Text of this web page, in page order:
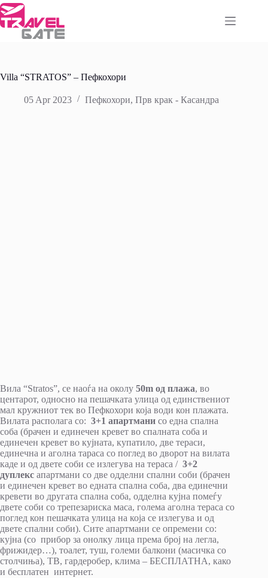
Skip
to
content
Villa “STRATOS” – Пефкохори
05 Apr 2023 Пефкохори, Прв крак - Касандра
Вила “Stratos”, се наоѓа на околу 50m од плажа, во
центарот, односно на пешачката улица од единствениот
мал кружниот тек во Пефкохори која води кон плажата.
Вилата располага со: 3+1 апартмани со една спална
соба (брачен и единечен кревет во спалната соба и
единечен кревет во кујната, купатило, две тераси,
единечна и аголна тараса со поглед во дворот на вилата
каде и од двете соби се излегува на тераса / 3+2
дуплекс апартмани со две одделни спални соби (брачен
и единечен кревет во едната спална соба, два единечни
кревети во другата спална соба, одделна кујна помеѓу
двете соби со трепезариска маса, голема аголна тераса со
поглед кон пешачката улица на која се излегува и од
двете спални соби). Сите апартмани се опремени со:
кујна (со прибор за онолку лица према број на легла,
фрижидер…), тоалет, туш, големи балкони (масичка со
столчиња), ТВ, гардеробер, клима – БЕСПЛАТНА, како
и бесплатен интернет.